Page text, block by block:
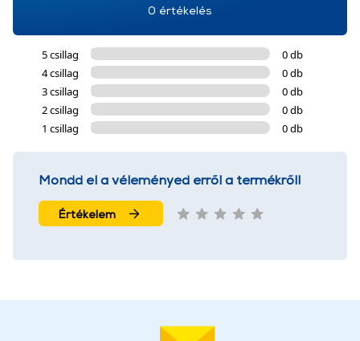
0 értékelés
5 csillag
0 db
4 csillag
0 db
3 csillag
0 db
2 csillag
0 db
1 csillag
0 db
Mondd el a véleményed erről a termékről!
Értékelem